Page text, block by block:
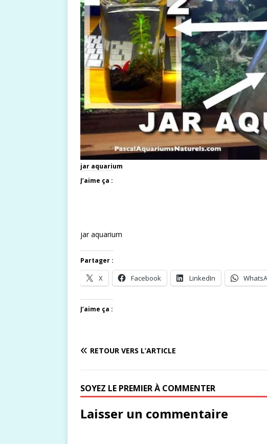
jar aquarium
J’aime ça :
jar aquarium
Partager :
X Facebook LinkedIn
J’aime ça :
RETOUR VERS L’ARTICLE
SOYEZ LE PREMIER À COMMENTER
Laisser un commentaire